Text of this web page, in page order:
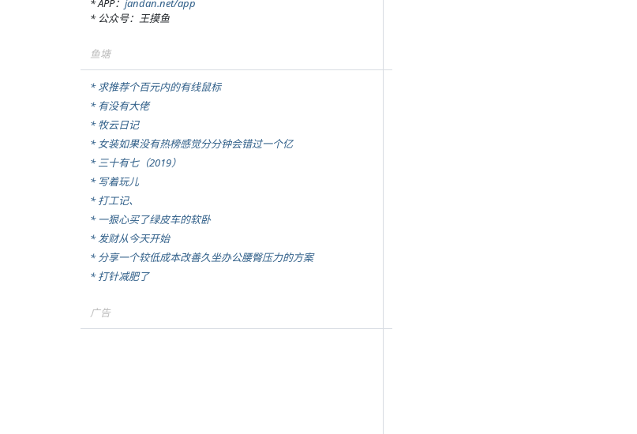
* 公众号：王摸鱼
鱼塘
* 求推荐个百元内的有线鼠标
* 有没有大佬
* 牧云日记
* 女装如果没有热榜感觉分分钟会错过一个亿
* 三十有七（2019）
* 写着玩儿
* 打工记、
* 一狠心买了绿皮车的软卧
* 发财从今天开始
* 分享一个较低成本改善久坐办公腰臀压力的方案
* 打针减肥了
广告